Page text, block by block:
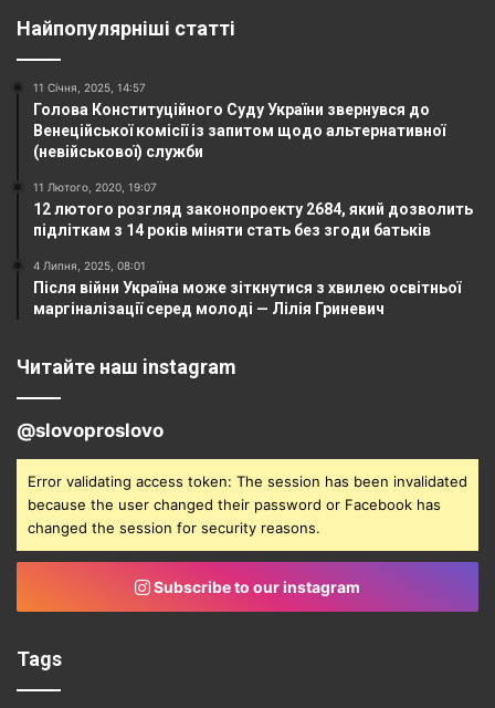
Найпопулярніші статті
11 Січня, 2025, 14:57
Голова Конституційного Суду України звернувся до
Венеційської комісії із запитом щодо альтернативної
(невійськової) служби
11 Лютого, 2020, 19:07
12 лютого розгляд законопроекту 2684, який дозволить
підліткам з 14 років міняти стать без згоди батьків
4 Липня, 2025, 08:01
Після війни Україна може зіткнутися з хвилею освітньої
маргіналізації серед молоді — Лілія Гриневич
Читайте наш instagram
@slovoproslovo
Error validating access token: The session has been invalidated
because the user changed their password or Facebook has
changed the session for security reasons.
Subscribe to our instagram
Tags